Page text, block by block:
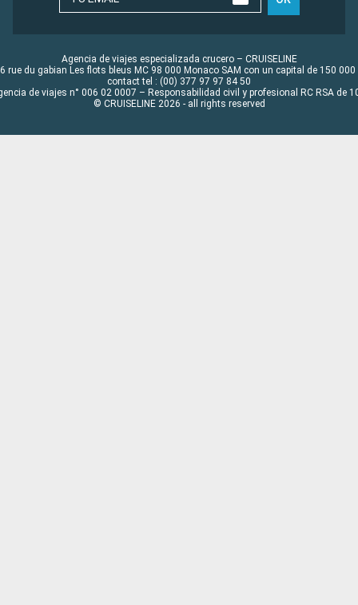
Agencia de viajes especializada crucero – CRUISELINE
rue du gabian Les flots bleus MC 98 000 Monaco SAM con un capital de 150 000
contact tel : (00) 377 97 97 84 50
de viajes n° 006 02 0007 – Responsabilidad civil y profesional RC RSA de
© CRUISELINE 2026 - all rights reserved